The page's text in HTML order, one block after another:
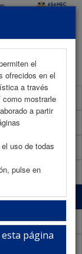
el
ofrecidos en el
a través
mostrarle
a partir
uso de todas
pulse en
página